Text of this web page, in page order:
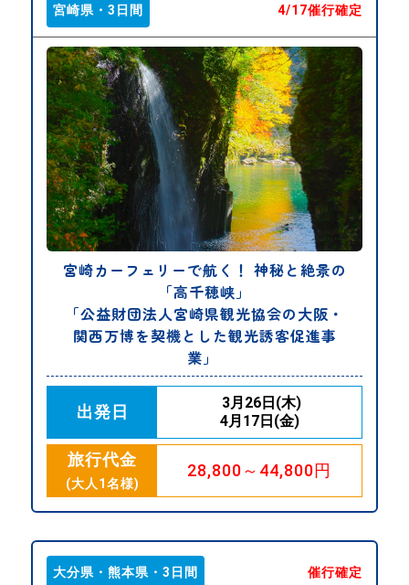
宮崎県・3日間 4/17催行確定
宮崎カーフェリーで航く！ 神秘と絶景の
「高千穂峡」
「公益財団法人宮崎県観光協会の大阪・
関西万博を契機とした観光誘客促進事
業」
出発日
3月26日(木)
4月17日(金)
旅行代金
(大人1名様)
28,800～44,800円
大分県・熊本県・3日間 催行確定